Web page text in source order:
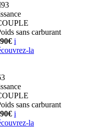
sans carburant
i
la
sans carburant
i
la